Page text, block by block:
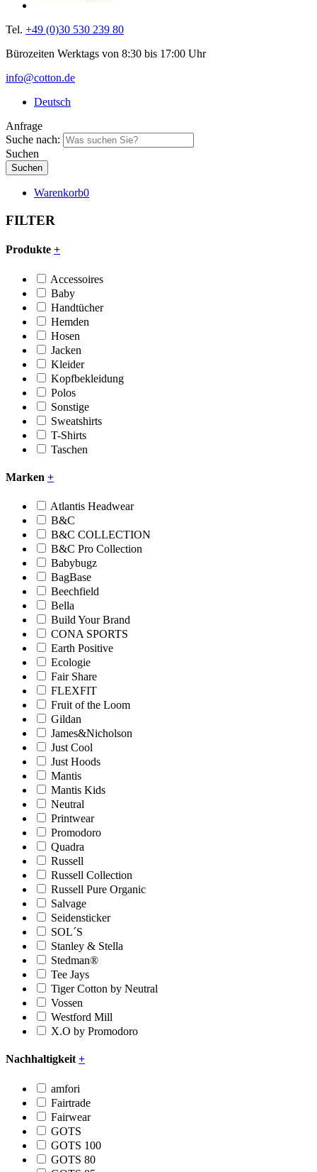
Tel. +49 (0)30 530 239 80
Bürozeiten Werktags von 8:30 bis 17:00 Uhr
info@cotton.de
Deutsch
Anfrage
Suche nach:
Suchen
Warenkorb0
FILTER
Produkte +
Accessoires
Baby
Handtücher
Hemden
Hosen
Jacken
Kleider
Kopfbekleidung
Polos
Sonstige
Sweatshirts
T-Shirts
Taschen
Marken +
Atlantis Headwear
B&C
B&C COLLECTION
B&C Pro Collection
Babybugz
BagBase
Beechfield
Bella
Build Your Brand
CONA SPORTS
Earth Positive
Ecologie
Fair Share
FLEXFIT
Fruit of the Loom
Gildan
James&Nicholson
Just Cool
Just Hoods
Mantis
Mantis Kids
Neutral
Printwear
Promodoro
Quadra
Russell
Russell Collection
Russell Pure Organic
Salvage
Seidensticker
SOL´S
Stanley & Stella
Stedman®
Tee Jays
Tiger Cotton by Neutral
Vossen
Westford Mill
X.O by Promodoro
Nachhaltigkeit+
amfori
Fairtrade
Fairwear
GOTS
GOTS 100
GOTS 80